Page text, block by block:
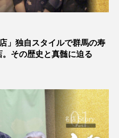
」独自スタイルで群馬の寿
その歴史と真髄に迫る